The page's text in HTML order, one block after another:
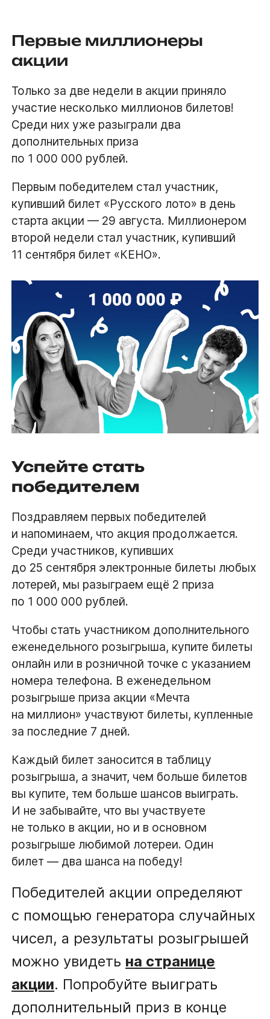
Первые миллионеры
акции
Только за две недели в акции приняло
участие несколько миллионов билетов!
Среди них уже разыграли два
дополнительных приза
по 1 000 000 рублей.
Первым победителем стал участник,
купивший билет «Русского лото» в день
старта акции — 29 августа. Миллионером
второй недели стал участник, купивший
11 сентября билет «КЕНО».
Успейте стать
победителем
Поздравляем первых победителей
и напоминаем, что акция продолжается.
Среди участников, купивших
до 25 сентября электронные билеты любых
лотерей, мы разыграем ещё 2 приза
по 1 000 000 рублей.
Чтобы стать участником дополнительного
еженедельного розыгрыша, купите билеты
онлайн или в розничной точке с указанием
номера телефона. В еженедельном
розыгрыше приза акции «Мечта
на миллион» участвуют билеты, купленные
за последние 7 дней.
Каждый билет заносится в таблицу
розыгрыша, а значит, чем больше билетов
вы купите, тем больше шансов выиграть.
И не забывайте, что вы участвуете
не только в акции, но и в основном
розыгрыше любимой лотереи. Один
билет — два шанса на победу!
Победителей акции определяют
с помощью генератора случайных
чисел, а результаты розыгрышей
можно увидеть на странице
акции. Попробуйте выиграть
дополнительный приз в конце